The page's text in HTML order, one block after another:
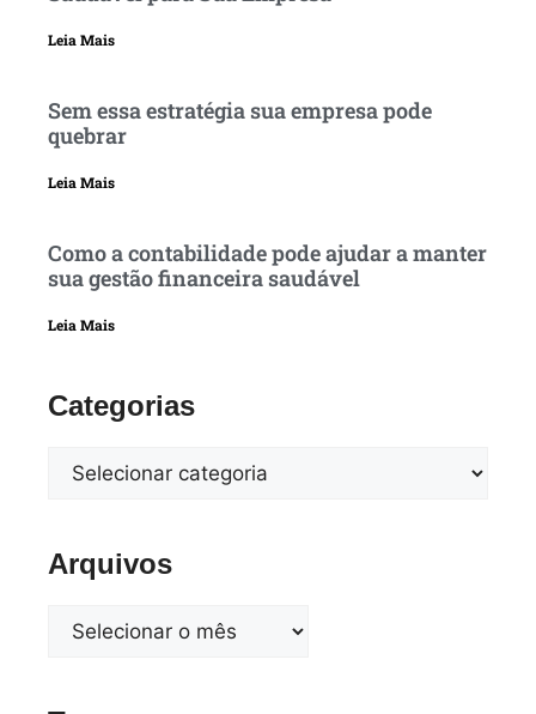
Leia Mais
Sem essa estratégia sua empresa pode
quebrar
Leia Mais
Como a contabilidade pode ajudar a manter
sua gestão financeira saudável
Leia Mais
Categorias
Arquivos